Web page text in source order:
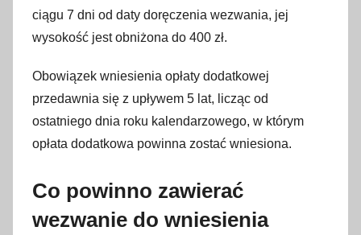
ciągu 7 dni od daty doręczenia wezwania, jej
wysokość jest obniżona do 400 zł.
Obowiązek wniesienia opłaty dodatkowej
przedawnia się z upływem 5 lat, licząc od
ostatniego dnia roku kalendarzowego, w którym
opłata dodatkowa powinna zostać wniesiona.
Co powinno zawierać
wezwanie do wniesienia